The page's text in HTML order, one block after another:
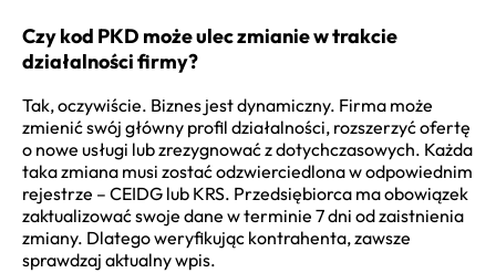
Czy kod PKD może ulec zmianie w trakcie
działalności firmy?
Tak, oczywiście. Biznes jest dynamiczny. Firma może
zmienić swój główny profil działalności, rozszerzyć ofertę
o nowe usługi lub zrezygnować z dotychczasowych. Każda
taka zmiana musi zostać odzwierciedlona w odpowiednim
rejestrze – CEIDG lub KRS. Przedsiębiorca ma obowiązek
zaktualizować swoje dane w terminie 7 dni od zaistnienia
zmiany. Dlatego weryfikując kontrahenta, zawsze
sprawdzaj aktualny wpis.